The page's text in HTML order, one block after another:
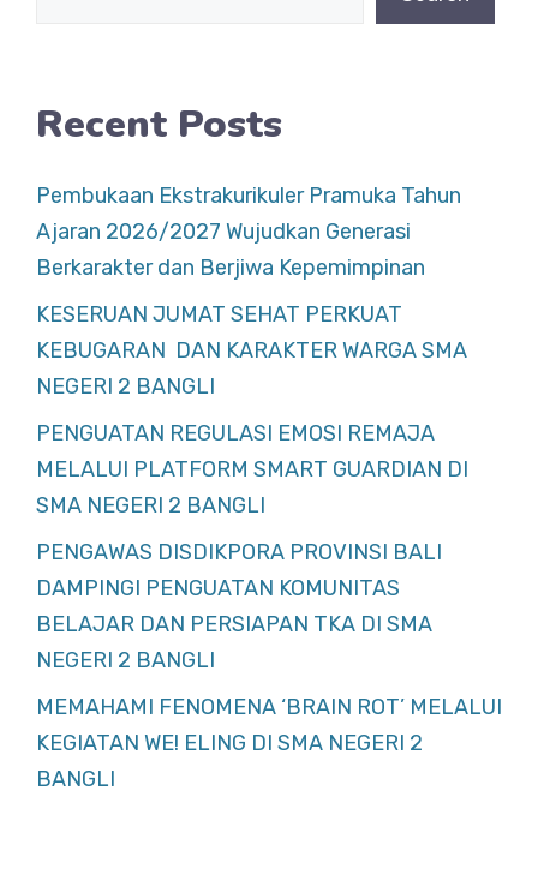
Recent Posts
Pembukaan Ekstrakurikuler Pramuka Tahun
Ajaran 2026/2027 Wujudkan Generasi
Berkarakter dan Berjiwa Kepemimpinan
KESERUAN JUMAT SEHAT PERKUAT
KEBUGARAN DAN KARAKTER WARGA SMA
NEGERI 2 BANGLI
PENGUATAN REGULASI EMOSI REMAJA
MELALUI PLATFORM SMART GUARDIAN DI
SMA NEGERI 2 BANGLI
PENGAWAS DISDIKPORA PROVINSI BALI
DAMPINGI PENGUATAN KOMUNITAS
BELAJAR DAN PERSIAPAN TKA DI SMA
NEGERI 2 BANGLI
MEMAHAMI FENOMENA ‘BRAIN ROT’ MELALUI
KEGIATAN WE! ELING DI SMA NEGERI 2
BANGLI